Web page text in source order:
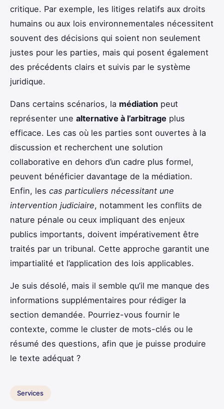
critique. Par exemple, les litiges relatifs aux droits
humains ou aux lois environnementales nécessitent
souvent des décisions qui soient non seulement
justes pour les parties, mais qui posent également
des précédents clairs et suivis par le système
juridique.
Dans certains scénarios, la médiation peut
représenter une alternative à l’arbitrage plus
efficace. Les cas où les parties sont ouvertes à la
discussion et recherchent une solution
collaborative en dehors d’un cadre plus formel,
peuvent bénéficier davantage de la médiation.
Enfin, les cas particuliers nécessitant une
intervention judiciaire, notamment les conflits de
nature pénale ou ceux impliquant des enjeux
publics importants, doivent impérativement être
traités par un tribunal. Cette approche garantit une
impartialité et l’application des lois applicables.
Je suis désolé, mais il semble qu’il me manque des
informations supplémentaires pour rédiger la
section demandée. Pourriez-vous fournir le
contexte, comme le cluster de mots-clés ou le
résumé des questions, afin que je puisse produire
le texte adéquat ?
Services